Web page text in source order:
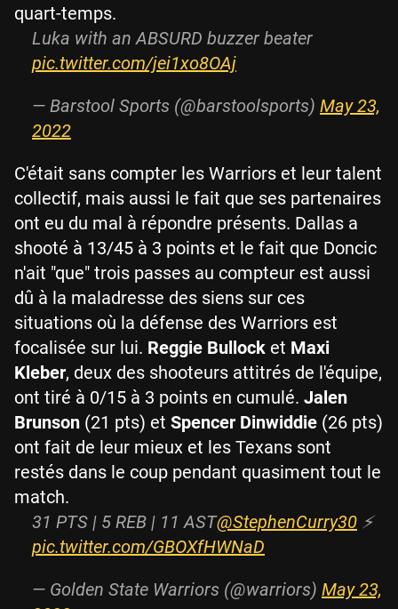
quart-temps.
Luka with an ABSURD buzzer beater
pic.twitter.com/jei1xo8OAj
— Barstool Sports (@barstoolsports) May 23,
2022
C'était sans compter les Warriors et leur talent
collectif, mais aussi le fait que ses partenaires
ont eu du mal à répondre présents. Dallas a
shooté à 13/45 à 3 points et le fait que Doncic
n'ait "que" trois passes au compteur est aussi
dû à la maladresse des siens sur ces
situations où la défense des Warriors est
focalisée sur lui. Reggie Bullock et Maxi
Kleber, deux des shooteurs attitrés de l'équipe,
ont tiré à 0/15 à 3 points en cumulé. Jalen
Brunson (21 pts) et Spencer Dinwiddie (26 pts)
ont fait de leur mieux et les Texans sont
restés dans le coup pendant quasiment tout le
match.
31 PTS | 5 REB | 11 AST@StephenCurry30 ⚡️
pic.twitter.com/GBOXfHWNaD
— Golden State Warriors (@warriors) May 23,